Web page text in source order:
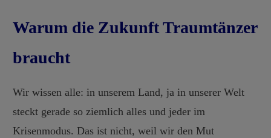
Warum die Zukunft Traumtänzer
braucht
Wir wissen alle: in unserem Land, ja in unserer Welt
steckt gerade so ziemlich alles und jeder im
Krisenmodus. Das ist nicht, weil wir den Mut